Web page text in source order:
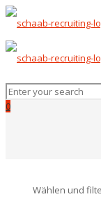
0
Wählen und